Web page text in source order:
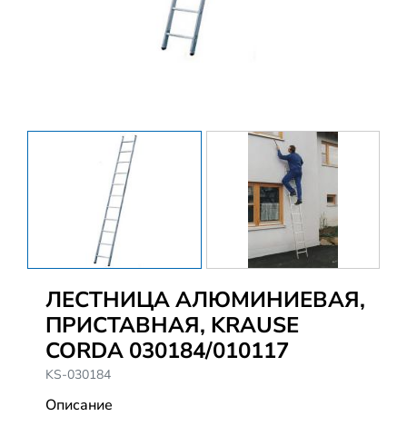
ЛЕСТНИЦА АЛЮМИНИЕВАЯ,
ПРИСТАВНАЯ, KRAUSE
CORDA 030184/010117
KS-030184
Описание